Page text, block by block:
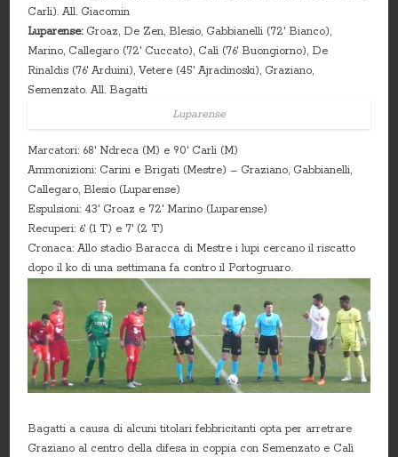
Carli). All. Giacomin
Luparense:Groaz, De Zen, Blesio, Gabbianelli (72′ Bianco),
Marino, Callegaro (72′ Cuccato), Calì (76′ Buongiorno), De
Rinaldis (76′ Arduini), Vetere (45′ Ajradinoski), Graziano,
Semenzato. All. Bagatti
Luparense
Marcatori: 68′ Ndreca (M) e 90′ Carli (M)
Ammonizioni: Carini e Brigati (Mestre) – Graziano, Gabbianelli,
Callegaro, Blesio (Luparense)
Espulsioni: 43′ Groaz e 72′ Marino (Luparense)
Recuperi: 6′ (1 T) e 7′ (2 T)
Cronaca: Allo stadio Baracca di Mestre i lupi cercano il riscatto
dopo il ko di una settimana fa contro il Portogruaro.
Bagatti a causa di alcuni titolari febbricitanti opta per arretrare
Graziano al centro della difesa in coppia con Semenzato e Calì